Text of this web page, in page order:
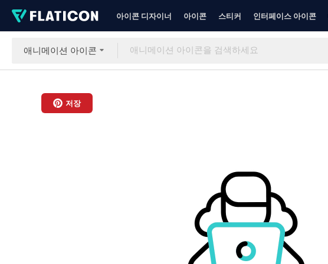
아이콘 디자이너 아이콘 스티커 인터페이스 아이콘
애니메이션 아이콘
저장